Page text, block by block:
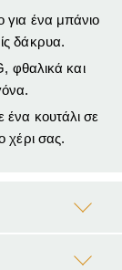
για ένα μπάνιο
δάκρυα.
φθαλικά και
κουτάλι σε
χέρι σας.